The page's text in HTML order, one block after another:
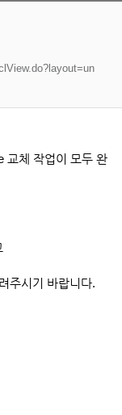
교체 작업이 모두 완
주시기 바랍니다.